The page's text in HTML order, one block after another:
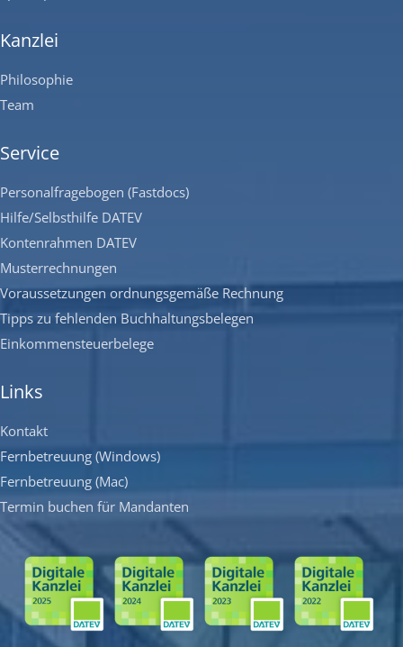
Kanzlei
Philosophie
Team
Service
Personalfragebogen (Fastdocs)
Hilfe/Selbsthilfe DATEV
Kontenrahmen DATEV
Musterrechnungen
Voraussetzungen ordnungsgemäße Rechnung
Tipps zu fehlenden Buchhaltungsbelegen
Einkommensteuerbelege
Links
Kontakt
Fernbetreuung (Windows)
Fernbetreuung (Mac)
Termin buchen für Mandanten